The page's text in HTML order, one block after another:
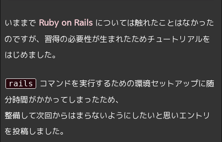
いままで Ruby on Rails については触れたことはなかった
のですが、習得の必要性が生まれたためチュートリアルを
はじめました。
rails
コマンドを実行するための環境セットアップに随
分時間がかかってしまったため、
整備して次回からはまらないようにしたいと思いエントリ
を投稿しました。